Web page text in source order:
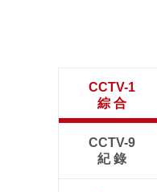
CCTV-1
綜 合
CCTV-9
紀 錄